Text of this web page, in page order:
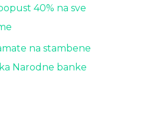
40% na sve
na stambene
Narodne banke